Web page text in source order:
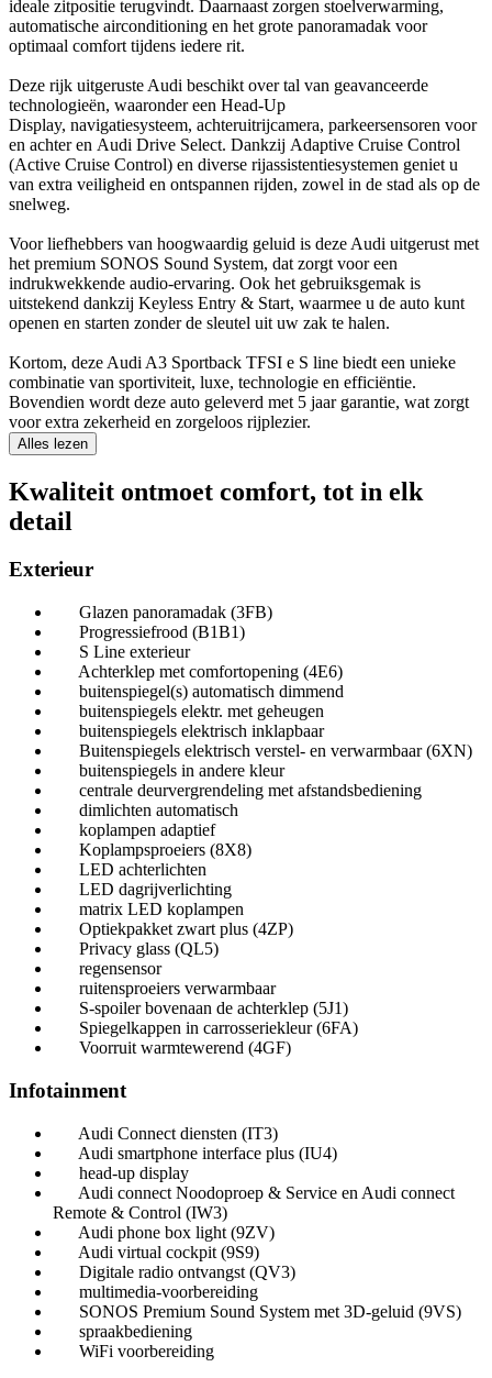
ideale zitpositie terugvindt. Daarnaast zorgen stoelverwarming,
automatische airconditioning en het grote panoramadak voor
optimaal comfort tijdens iedere rit.
Deze rijk uitgeruste Audi beschikt over tal van geavanceerde
technologieën, waaronder een Head-Up
Display, navigatiesysteem, achteruitrijcamera, parkeersensoren voor
en achter en Audi Drive Select. Dankzij Adaptive Cruise Control
(Active Cruise Control) en diverse rijassistentiesystemen geniet u
van extra veiligheid en ontspannen rijden, zowel in de stad als op de
snelweg.
Voor liefhebbers van hoogwaardig geluid is deze Audi uitgerust met
het premium SONOS Sound System, dat zorgt voor een
indrukwekkende audio-ervaring. Ook het gebruiksgemak is
uitstekend dankzij Keyless Entry & Start, waarmee u de auto kunt
openen en starten zonder de sleutel uit uw zak te halen.
Kortom, deze Audi A3 Sportback TFSI e S line biedt een unieke
combinatie van sportiviteit, luxe, technologie en efficiëntie.
Bovendien wordt deze auto geleverd met 5 jaar garantie, wat zorgt
voor extra zekerheid en zorgeloos rijplezier.
Alles lezen
Kwaliteit ontmoet comfort, tot in elk
detail
Exterieur
Glazen panoramadak (3FB)
Progressiefrood (B1B1)
S Line exterieur
Achterklep met comfortopening (4E6)
buitenspiegel(s) automatisch dimmend
buitenspiegels elektr. met geheugen
buitenspiegels elektrisch inklapbaar
Buitenspiegels elektrisch verstel- en verwarmbaar (6XN)
buitenspiegels in andere kleur
centrale deurvergrendeling met afstandsbediening
dimlichten automatisch
koplampen adaptief
Koplampsproeiers (8X8)
LED achterlichten
LED dagrijverlichting
matrix LED koplampen
Optiekpakket zwart plus (4ZP)
Privacy glass (QL5)
regensensor
ruitensproeiers verwarmbaar
S-spoiler bovenaan de achterklep (5J1)
Spiegelkappen in carrosseriekleur (6FA)
Voorruit warmtewerend (4GF)
Infotainment
Audi Connect diensten (IT3)
Audi smartphone interface plus (IU4)
head-up display
Audi connect Noodoproep & Service en Audi connect
Remote & Control (IW3)
Audi phone box light (9ZV)
Audi virtual cockpit (9S9)
Digitale radio ontvangst (QV3)
multimedia-voorbereiding
SONOS Premium Sound System met 3D-geluid (9VS)
spraakbediening
WiFi voorbereiding